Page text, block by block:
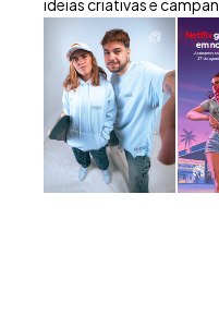
ideias criativas e